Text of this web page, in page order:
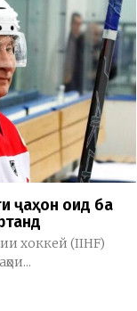
ҷаҳон оид ба
хоккей (IIHF)